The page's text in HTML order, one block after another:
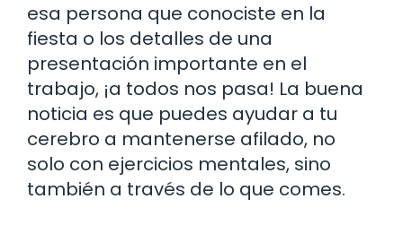
esa persona que conociste en la
fiesta o los detalles de una
presentación importante en el
trabajo, ¡a todos nos pasa! La buena
noticia es que puedes ayudar a tu
cerebro a mantenerse afilado, no
solo con ejercicios mentales, sino
también a través de lo que comes.